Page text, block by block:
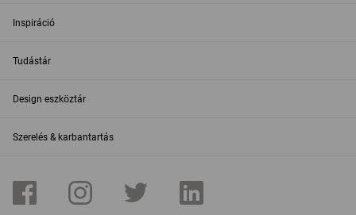
Inspiráció
Tudástár
Design eszköztár
Szerelés & karbantartás